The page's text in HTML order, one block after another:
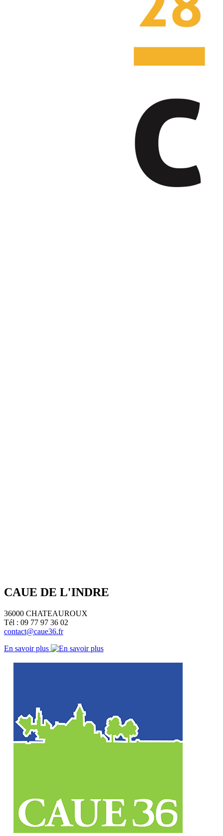
CAUE DE L'INDRE
36000 CHATEAUROUX
Tél : 09 77 97 36 02
contact@caue36.fr
En savoir plus